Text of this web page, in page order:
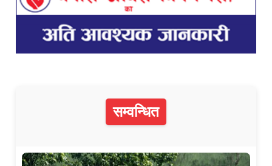
सम्वन्धित